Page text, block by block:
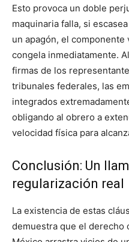
Esto provoca un doble
maquinaria falla, si
un apagón, el
congela inmediatamente.
firmas de los
tribunales federales, las
integrados
obligando al obrero a
velocidad física para
Conclusión: Un
regularización real
La existencia de estas
demuestra que el derecho